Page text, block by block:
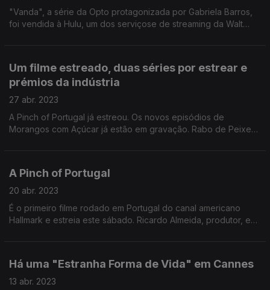
"Vanda", a série da Opto protagonizada por Gabriela Barros,
foi vendida à Hulu, um dos serviçose de streaming da Walt
Um filme estreado, duas séries por estrear e
prémios da indústria
27 abr. 2023
A Pinch of Portugal já estreou. Os novos episódios de
Morangos com Açúcar já estão em gravação. Rabo de Peixe
A Pinch of Portugal
20 abr. 2023
É o primeiro filme rodado em Portugal do canal americano
Hallmark e estreia este sábado. Ricardo Almeida, produtor, e
Há uma "Estranha Forma de Vida" em Cannes
13 abr. 2023